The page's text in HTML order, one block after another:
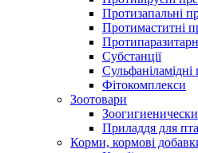
Протизапальні
Протимаститні
Субстанції
Сульфаніламідні
Фітокомплекси
Зоотовари
Приладдя для
Корми, кормові